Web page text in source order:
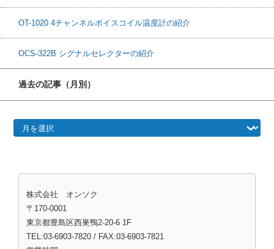
OT-1020 4チャンネルボイスコイル温度計の紹介
OCS-322B シグナルセレクターの紹介
過去の記事（月別）
株式会社 オンソク
〒170-0001
東京都豊島区西巣鴨2-20-6 1F
TEL:03-6903-7820 / FAX:03-6903-7821